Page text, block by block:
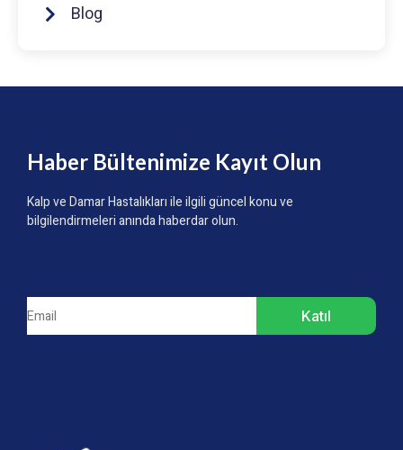
Blog
Haber Bültenimize Kayıt Olun
Kalp ve Damar Hastalıkları ile ilgili güncel konu ve
bilgilendirmeleri anında haberdar olun.
Katıl